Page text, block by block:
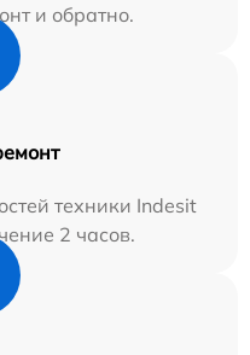
и обратно.
техники Indesit
2 часов.